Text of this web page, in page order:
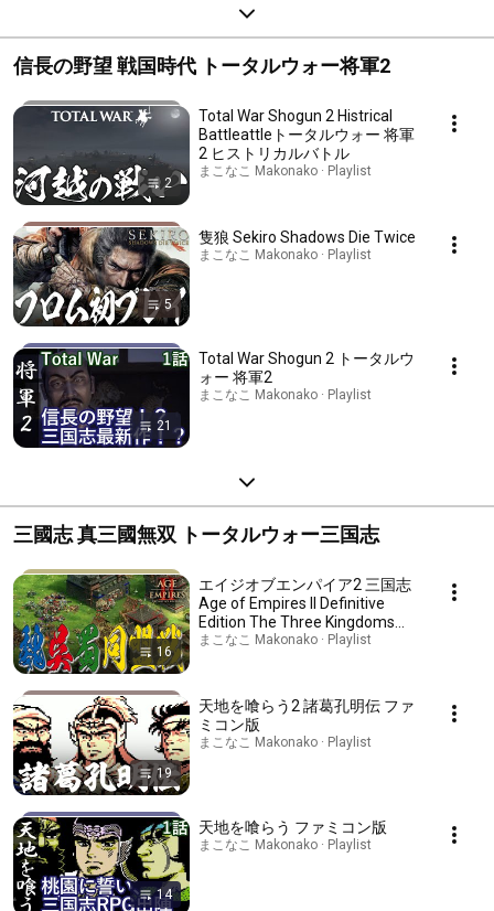
信長の野望 戦国時代 トータルウォー将軍2
2
Total War Shogun 2 Histrical
Battleattleトータルウォー 将軍
2 ヒストリカルバトル
まこなこ Makonako · Playlist
5
隻狼 Sekiro Shadows Die Twice
まこなこ Makonako · Playlist
21
Total War Shogun 2 トータルウ
ォー 将軍2
まこなこ Makonako · Playlist
三國志 真三國無双 トータルウォー三国志
16
エイジオブエンパイア2 三国志
Age of Empires II Definitive
Edition The Three Kingdoms
AoE2
まこなこ Makonako · Playlist
19
天地を喰らう2 諸葛孔明伝 ファ
ミコン版
まこなこ Makonako · Playlist
14
天地を喰らう ファミコン版
まこなこ Makonako · Playlist